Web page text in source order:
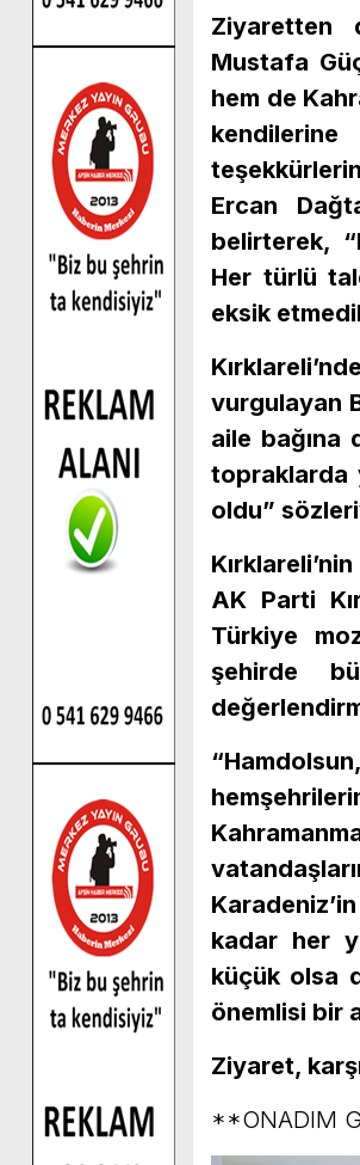
Ziyaretten
Mustafa
hem de
Ercan
belirterek,
Her türlü
eksik
vurgulayan
aile bağına
topraklarda
oldu”
AK Parti
Türkiye
şehirde
kadar her
küçük olsa
önemlisi bir
Ziyaret,
**ONADIM